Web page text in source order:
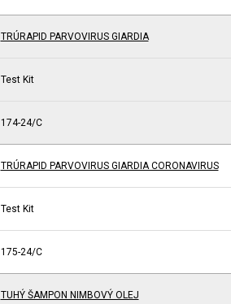
TRÚRAPID PARVOVIRUS GIARDIA
Test Kit
174-24/C
TRÚRAPID PARVOVIRUS GIARDIA CORONAVIRUS
Test Kit
175-24/C
TUHÝ ŠAMPON NIMBOVÝ OLEJ